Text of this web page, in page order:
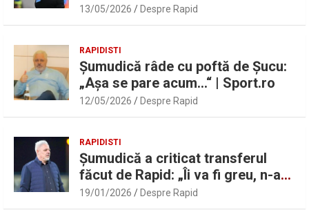
Marius Șumudică despre Daniel
Pancu
13/05/2026 Despre Rapid
RAPIDISTI
Șumudică râde cu poftă de Șucu:
„Așa se pare acum…“ | Sport.ro
12/05/2026 Despre Rapid
RAPIDISTI
Șumudică a criticat transferul
făcut de Rapid: „Îi va fi greu, n-am
înțeles”
19/01/2026 Despre Rapid